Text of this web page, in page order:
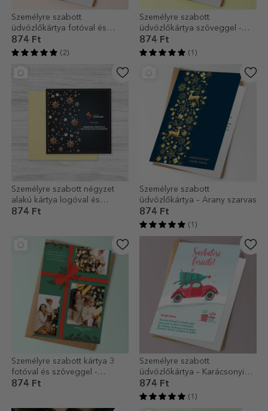
Személyre szabott
üdvözlőkártya fotóval és
szöveggel – A Mikulás
segédje
874 Ft
(2)
Személyre szabott
üdvözlőkártya szöveggel -
Model Pin 2
874 Ft
(1)
Személyre szabott négyzet
alakú kártya logóval és
üzenettel - Díszek
874 Ft
Személyre szabott
üdvözlőkártya – Arany szarvas
874 Ft
(1)
Személyre szabott kártya 3
fotóval és szöveggel -
Karácsonyi ajándék
874 Ft
Személyre szabott
üdvözlőkártya – Karácsonyi
előkészületek
874 Ft
(1)